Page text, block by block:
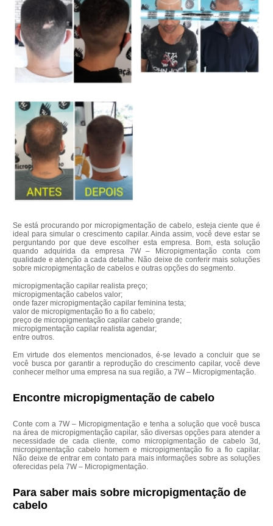
Se está procurando por micropigmentação de cabelo, esteja ciente que é
ideal para simular o crescimento capilar. Ainda assim, você deve estar se
perguntando por que deve escolher esta empresa. Bom, esta solução
quando adquirida da empresa 7W – Micropigmentação conta com
qualidade e atenção a cada detalhe. Não deixe de conferir mais soluções
sobre micropigmentação de cabelos e outras opções do segmento.
micropigmentação capilar realista preço;
micropigmentação cabelos valor;
onde fazer micropigmentação capilar feminina testa;
valor de micropigmentação fio a fio cabelo;
preço de micropigmentação capilar cabelo grande;
micropigmentação capilar realista agendar;
entre outros.
Em virtude dos elementos mencionados, é-se levado a concluir que se
você busca por garantir a reprodução do crescimento capilar, você deve
conhecer melhor uma empresa na sua região, a 7W – Micropigmentação.
Encontre micropigmentação de cabelo
Conte com a 7W – Micropigmentação e tenha a solução que você busca
na área de micropigmentação capilar, são diversas opções para atender a
necessidade de cada cliente, como micropigmentação de cabelo 3d,
micropigmentação cabelo homem e micropigmentação fio a fio capilar.
Não deixe de entrar em contato para mais informações sobre as soluções
oferecidas pela 7W – Micropigmentação.
Para saber mais sobre micropigmentação de
cabelo